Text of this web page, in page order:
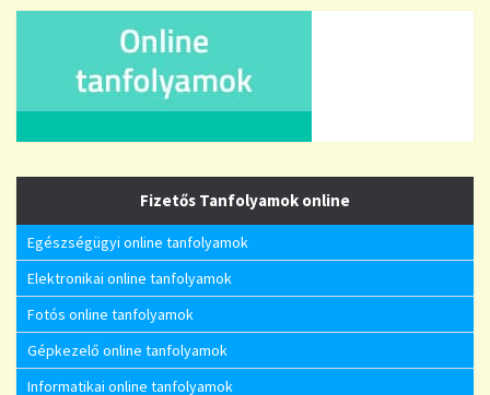
Fizetős Tanfolyamok online
Egészségügyi online tanfolyamok
Elektronikai online tanfolyamok
Fotós online tanfolyamok
Gépkezelő online tanfolyamok
Informatikai online tanfolyamok